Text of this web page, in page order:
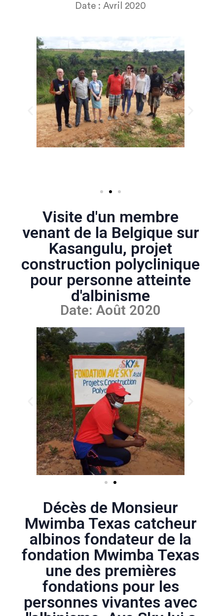
Date : Avril 2020
Visite d'un membre
venant de la Belgique sur
Kasangulu, projet
construction polyclinique
pour personne atteinte
d'albinisme
Date: Août 2020
Décès de Monsieur
Mwimba Texas catcheur
albinos fondateur de la
fondation Mwimba Texas
une des premières
fondations pour les
personnes vivantes avec